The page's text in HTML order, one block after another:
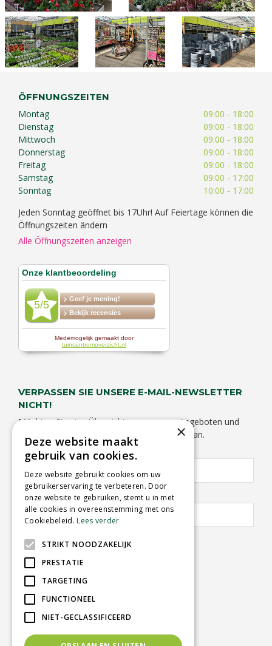
ÖFFNUNGSZEITEN
Montag
09:00 - 18:00
Dienstag
09:00 - 18:00
Mittwoch
09:00 - 18:00
Donnerstag
09:00 - 18:00
Freitag
09:00 - 18:00
Samstag
09:00 - 17:00
Sonntag
10:00 - 17:00
Jeden Sonntag geöffnet bis 17Uhr! Auf Feiertage können die
Öffnungszeiten ändern
Alle Öffnungszeiten anzeigen
VERPASSEN SIE UNSERE E-MAIL-NEWSLETTER
NICHT!
Möchten Sie eine Übersicht von unseren Angeboten und
Aktivitäten empfangen? Melden Sie sich hier an.
Vorname:
E-Mail Adresse: *
GARTENCENTER SCHMITZ
Herkenbosserweg 2
×
Deze website maakt
gebruik van cookies.
Deze website gebruikt cookies om uw
gebruikerservaring te verbeteren. Door
onze website te gebruiken, stemt u in met
alle cookies in overeenstemming met ons
Cookiebeleid.Lees verder
STRIKT NOODZAKELIJK
PRESTATIE
TARGETING
FUNCTIONEEL
NIET-GECLASSIFICEERD